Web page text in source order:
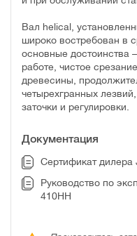
Вал helical,
широко востребован в
основные достоинства
работе, чистое
древесины,
четырехгранных
заточки и регулировки.
Документация
Сертификат дилера
Руководство по
410HH